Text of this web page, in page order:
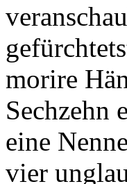
morire
Sechzehn
eine
vier